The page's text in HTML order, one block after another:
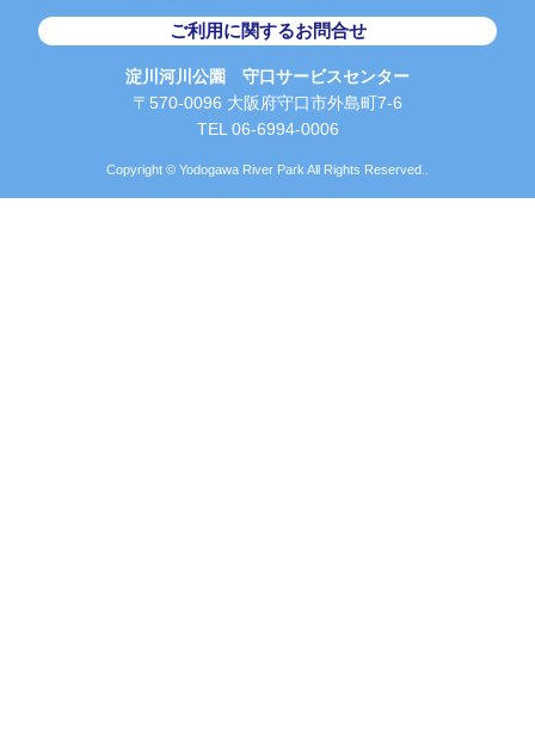
ご利用に関するお問合せ
淀川河川公園 守口サービスセンター
〒570-0096 大阪府守口市外島町7-6
TEL 06-6994-0006
Copyright © Yodogawa River Park All Rights Reserved..